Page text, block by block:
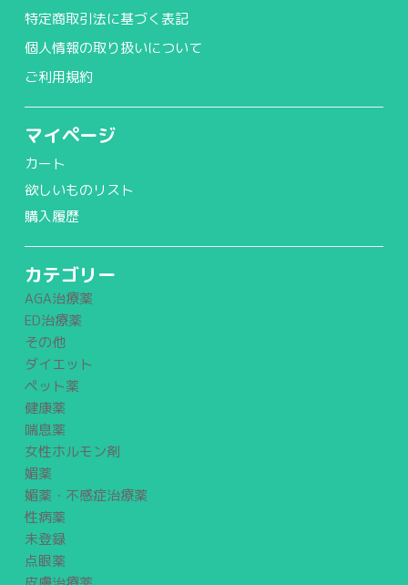
特定商取引法に基づく表記
個人情報の取り扱いについて
ご利用規約
マイページ
カート
欲しいものリスト
購入履歴
カテゴリー
AGA治療薬
ED治療薬
その他
ダイエット
ペット薬
健康薬
喘息薬
女性ホルモン剤
媚薬
媚薬・不感症治療薬
性病薬
未登録
点眼薬